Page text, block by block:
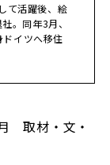
て活躍後、絵
。同年3月、
イツへ移住
取材・文・